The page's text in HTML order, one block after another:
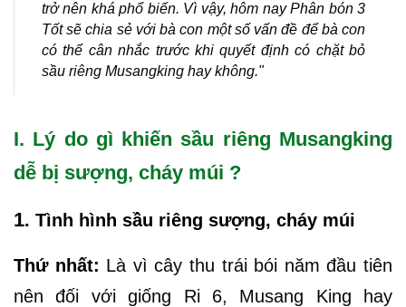
trở nên khá phổ biến. Vì vậy, hôm nay Phân bón 3
Tốt sẽ chia sẻ với bà con một số vấn đề để bà con
có thể cân nhắc trước khi quyết định có chặt bỏ
sầu riêng Musangking hay không."
I. Lý do gì khiến sầu riêng Musangking
dễ bị sượng, cháy múi ?
1. Tình hình sầu riêng sượng, cháy múi
Thứ nhất: Là vì cây thu trái bói năm đầu tiên
nên đối với giống Ri 6, Musang King hay